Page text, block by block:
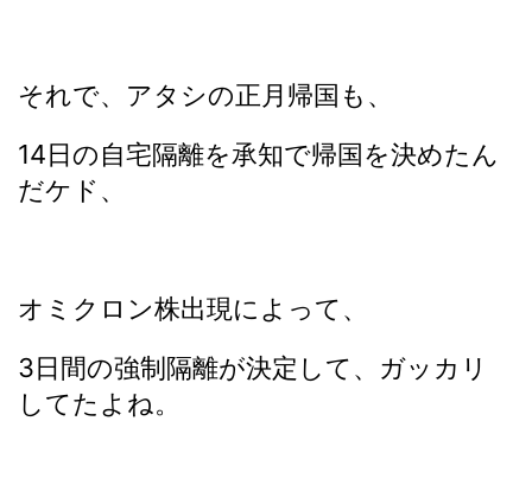
それで、アタシの正月帰国も、
14日の自宅隔離を承知で帰国を決めたん
だケド、
オミクロン株出現によって、
3日間の強制隔離が決定して、ガッカリ
してたよね。